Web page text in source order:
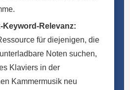
Keyword-Relevanz:
für diejenigen, die
Noten suchen,
Klaviers in der
Kammermusik neu